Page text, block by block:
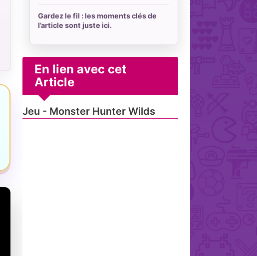
Gardez le fil : les moments clés de
l’article sont juste ici.
En lien avec cet
Article
Jeu - Monster Hunter Wilds